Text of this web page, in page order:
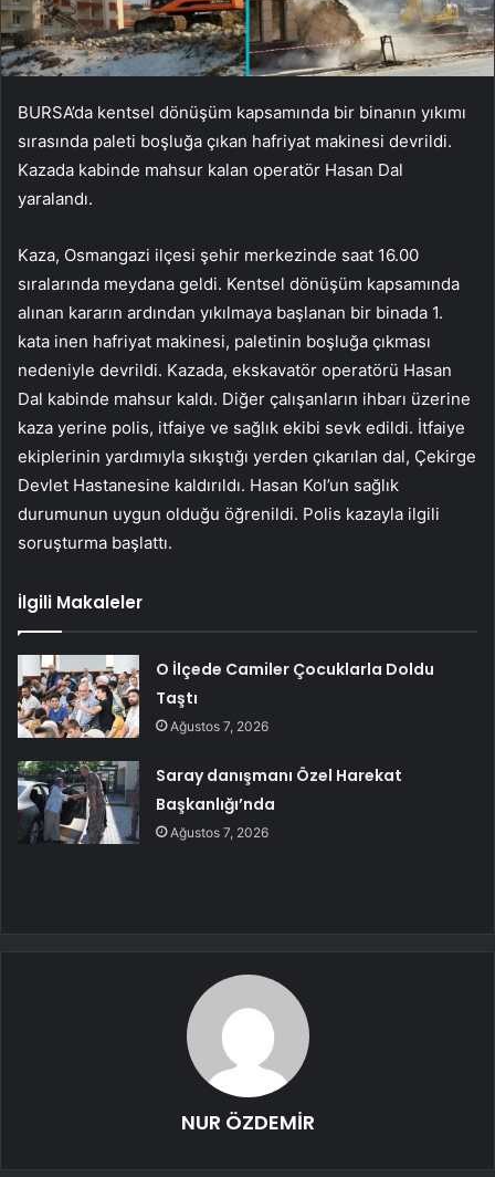
BURSA’da kentsel dönüşüm kapsamında bir binanın yıkımı
sırasında paleti boşluğa çıkan hafriyat makinesi devrildi.
Kazada kabinde mahsur kalan operatör Hasan Dal
yaralandı.
Kaza, Osmangazi ilçesi şehir merkezinde saat 16.00
sıralarında meydana geldi. Kentsel dönüşüm kapsamında
alınan kararın ardından yıkılmaya başlanan bir binada 1.
kata inen hafriyat makinesi, paletinin boşluğa çıkması
nedeniyle devrildi. Kazada, ekskavatör operatörü Hasan
Dal kabinde mahsur kaldı. Diğer çalışanların ihbarı üzerine
kaza yerine polis, itfaiye ve sağlık ekibi sevk edildi. İtfaiye
ekiplerinin yardımıyla sıkıştığı yerden çıkarılan dal, Çekirge
Devlet Hastanesine kaldırıldı. Hasan Kol’un sağlık
durumunun uygun olduğu öğrenildi. Polis kazayla ilgili
soruşturma başlattı.
İlgili Makaleler
O İlçede Camiler Çocuklarla Doldu
Taştı
Ağustos 7, 2026
Saray danışmanı Özel Harekat
Başkanlığı’nda
Ağustos 7, 2026
NUR ÖZDEMİR